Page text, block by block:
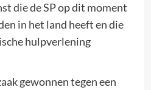
die de SP op dit moment
in het land heeft en die
hulpverlening
gewonnen tegen een